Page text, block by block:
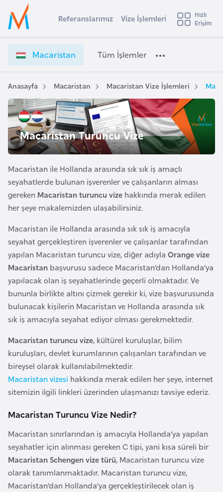
Ülke Seçimi
Başvuru yapmak istediğiniz ülkeyi seçin
Üye
Girişi
a
a
r
s
t
a
n
V
i
z
e
İ
ş
e
m
l
e
i
e
t
i
Referanslarımız Vize İşlemleri
Hızlı
Erişim
Macaristan Tüm İşlemler
Anasayfa Macaristan Macaristan Vize İşlemleri
Macaristan Turuncu Vize
Macaristan ile Hollanda arasında sık sık iş amaçlı
seyahatlerde bulunan işverenler ve çalışanların alması
gereken Macaristan turuncu vize hakkında merak edilen
her şeye makalemizden ulaşabilirsiniz.
Macaristan ile Hollanda arasında sık sık iş amacıyla
seyahat gerçekleştiren işverenler ve çalışanlar tarafından
yapılan Macaristan turuncu vize, diğer adıyla Orange vize
Macaristan başvurusu sadece Macaristan’dan Hollanda’ya
yapılacak olan iş seyahatlerinde geçerli olmaktadır. Ve
bununla birlikte altını çizmek gerekir ki, vize başvurusunda
bulunacak kişilerin Macaristan ve Hollanda arasında sık
sık iş amacıyla seyahat ediyor olması gerekmektedir.
Macaristan turuncu vize, kültürel kuruluşlar, bilim
kuruluşları, devlet kurumlarının çalışanları tarafından ve
bireysel olarak kullanılabilmektedir.
Macaristan vizesi hakkında merak edilen her şeye, internet
sitemizin ilgili linkleri üzerinden ulaşmanızı tavsiye ederiz.
Macaristan Turuncu Vize Nedir?
Macaristan sınırlarından iş amacıyla Hollanda’ya yapılan
seyahatler için alınması gereken C tipi, yani kısa süreli bir
Macaristan Schengen vize türü, Macaristan turuncu vize
olarak tanımlanmaktadır. Macaristan turuncu vize,
Macaristan’dan Hollanda’ya gerçekleştirilecek olan iş
s
t
r
a
A
v
u
t
u
r
y
a
A
z
e
r
b
a
c
a
n
a
e